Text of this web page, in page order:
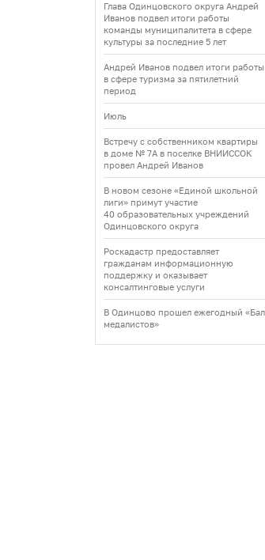
Глава Одинцовского округа Андрей
Иванов подвел итоги работы
команды муниципалитета в сфере
культуры за последние 5 лет
Андрей Иванов подвел итоги работы
в сфере туризма за пятилетний
период
Июль
Встречу с собственником квартиры
в доме № 7А в поселке ВНИИССОК
провел Андрей Иванов
В новом сезоне «Единой школьной
лиги» примут участие
40 образовательных учреждений
Одинцовского округа
Роскадастр предоставляет
гражданам информационную
поддержку и оказывает
консалтинговые услуги
В Одинцово прошел ежегодный «Бал
медалистов»